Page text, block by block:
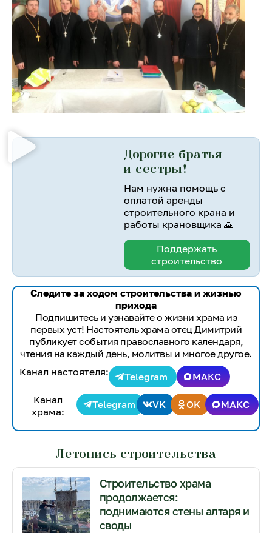
Дорогие братья
и сестры!
Нам нужна помощь с
оплатой аренды
строительного крана и
работы крановщика 🙏
Поддержать
строительство
Следите за ходом строительства и жизнью
прихода
Подпишитесь и узнавайте о жизни храма из
первых уст! Настоятель храма отец Димитрий
публикует события православного календаря,
чтения на каждый день, молитвы и многое другое.
Канал настоятеля:
Telegram
МАКС
Канал
храма:
Telegram VK OK МАКС
Летопись строительства
Строительство храма
продолжается:
поднимаются стены алтаря и
своды